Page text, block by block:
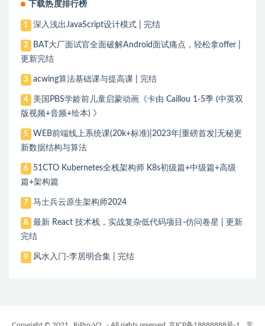
下载热度排行榜
1 深入浅出JavaScript设计模式 | 完结
2
BAT大厂面试官全面破解Android面试痛点，轻松拿offer |
更新完结
3 acwing算法基础课与提高课 | 完结
4
美国PBS学龄前儿童启蒙动画《卡由 Caillou 1-5季 (中英双
版视频+音频+绘本) 》
5
WEB前端线上系统课(20k+标准)|2023年|重磅首发|无秘更
新数据结构与算法
6
51CTO Kubernetes全栈架构师 K8s初级篇+中级篇+高级
篇+架构篇
7 马士兵云原生架构师2024
8
最新 React 技术栈，实战复杂低代码项目-仿问卷星 | 更新
完结
9 风水入门-李居明合集 | 完结